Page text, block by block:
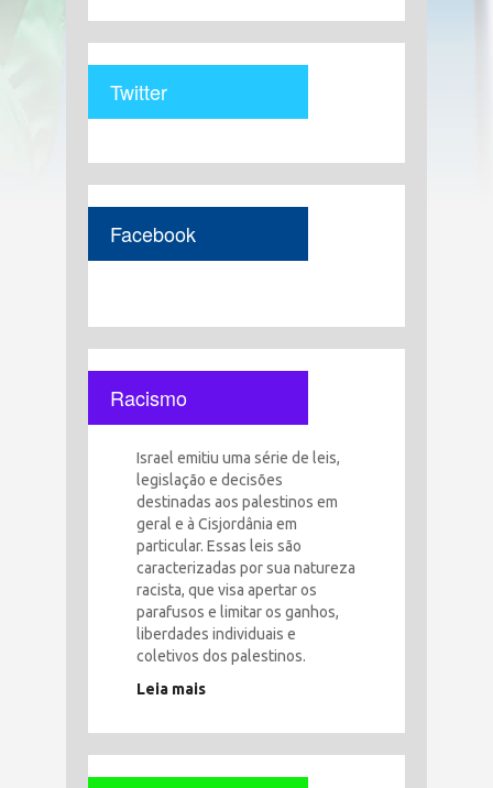
Twitter
Facebook
Racismo
Israel emitiu uma série de leis,
legislação e decisões
destinadas aos palestinos em
geral e à Cisjordânia em
particular. Essas leis são
caracterizadas por sua natureza
racista, que visa apertar os
parafusos e limitar os ganhos,
liberdades individuais e
coletivos dos palestinos.
Leia mais